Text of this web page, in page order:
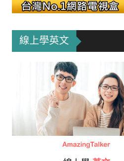
線上學英文